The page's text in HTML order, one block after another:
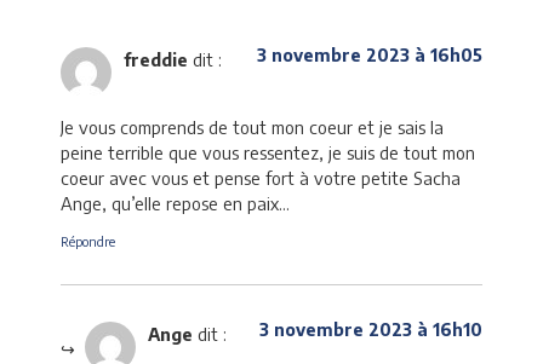
freddie dit : 3 novembre 2023 à 16h05
Je vous comprends de tout mon coeur et je sais la
peine terrible que vous ressentez, je suis de tout mon
coeur avec vous et pense fort à votre petite Sacha
Ange, qu’elle repose en paix…
Répondre
Ange dit : 3 novembre 2023 à 16h10